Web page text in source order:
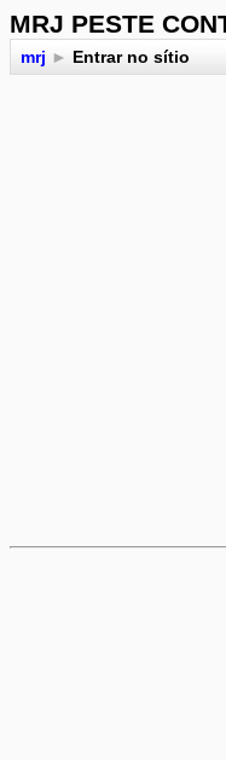
MRJ PESTE
mrj ► Entrar no sítio